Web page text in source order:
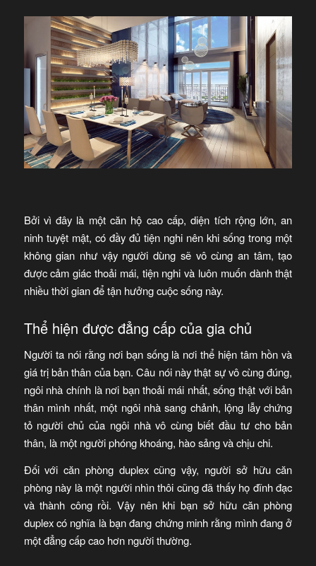
Bởi vì đây là một căn hộ cao cấp, diện tích rộng lớn, an
ninh tuyệt mật, có đầy đủ tiện nghi nên khi sống trong một
không gian như vậy người dùng sẽ vô cùng an tâm, tạo
được cảm giác thoải mái, tiện nghi và luôn muốn dành thật
nhiều thời gian để tận hưởng cuộc sống này.
Thể hiện được đẳng cấp của gia chủ
Người ta nói rằng nơi bạn sống là nơi thể hiện tâm hồn và
giá trị bản thân của bạn. Câu nói này thật sự vô cùng đúng,
ngôi nhà chính là nơi bạn thoải mái nhất, sống thật với bản
thân mình nhất, một ngôi nhà sang chảnh, lộng lẫy chứng
tỏ người chủ của ngôi nhà vô cùng biết đầu tư cho bản
thân, là một người phóng khoáng, hào sảng và chịu chi.
Đối với căn phòng duplex cũng vậy, người sở hữu căn
phòng này là một người nhìn thôi cũng đã thấy họ đĩnh đạc
và thành công rồi. Vậy nên khi bạn sở hữu căn phòng
duplex có nghĩa là bạn đang chứng minh rằng mình đang ở
một đẳng cấp cao hơn người thường.